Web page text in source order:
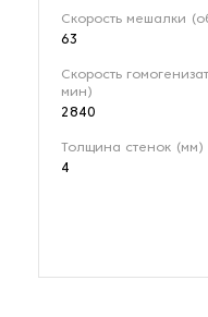
Скорость мешалки
63
Скорость
мин)
2840
Толщина стенок (мм)
4